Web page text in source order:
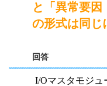
情報システ
自動販売機
と「異常要
の形式は同じ
回答
I/Oマスタモジュ